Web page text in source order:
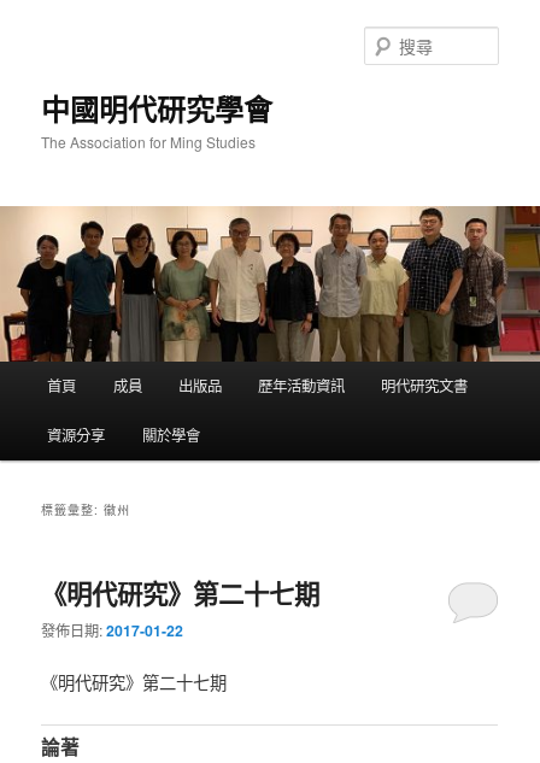
中國明代研究學會
The Association for Ming Studies
尋
首頁 成員 出版品 歷年活動資訊 明代研究文書
資源分享 關於學會
標籤彙整:徽州
《明代研究》第二十七期
發佈日期:2017-01-22
《明代研究》第二十七期
論著